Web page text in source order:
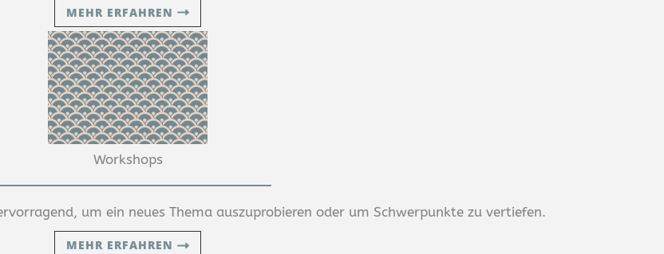
MEHR ERFAHREN
Workshops
um ein neues Thema auszuprobieren oder um Schwerpunkte zu vertiefen.
MEHR ERFAHREN